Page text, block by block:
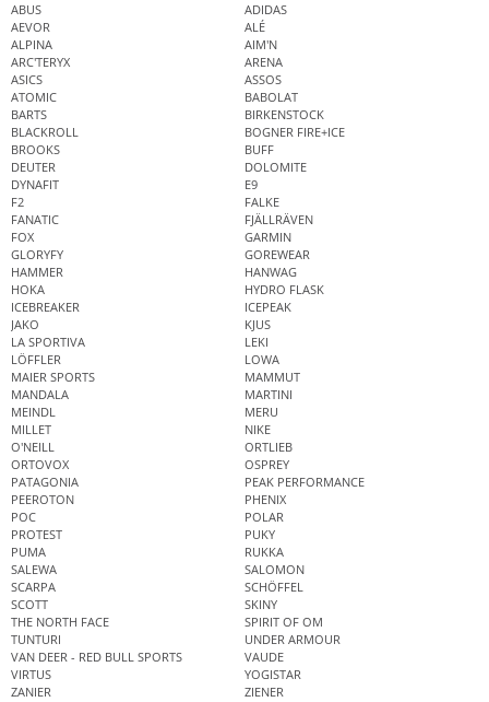
ABUS
ADIDAS
AEVOR
ALÉ
ALPINA
AIM'N
ARC'TERYX
ARENA
ASICS
ASSOS
ATOMIC
BABOLAT
BARTS
BIRKENSTOCK
BLACKROLL
BOGNER FIRE+ICE
BROOKS
BUFF
DEUTER
DOLOMITE
DYNAFIT
E9
F2
FALKE
FANATIC
FJÄLLRÄVEN
FOX
GARMIN
GLORYFY
GOREWEAR
HAMMER
HANWAG
HOKA
HYDRO FLASK
ICEBREAKER
ICEPEAK
JAKO
KJUS
LA SPORTIVA
LEKI
LÖFFLER
LOWA
MAIER SPORTS
MAMMUT
MANDALA
MARTINI
MEINDL
MERU
MILLET
NIKE
O'NEILL
ORTLIEB
ORTOVOX
OSPREY
PATAGONIA
PEAK PERFORMANCE
PEEROTON
PHENIX
POC
POLAR
PROTEST
PUKY
PUMA
RUKKA
SALEWA
SALOMON
SCARPA
SCHÖFFEL
SCOTT
SKINY
THE NORTH FACE
SPIRIT OF OM
TUNTURI
UNDER ARMOUR
VAN DEER - RED BULL SPORTS
VAUDE
VIRTUS
YOGISTAR
ZANIER
ZIENER